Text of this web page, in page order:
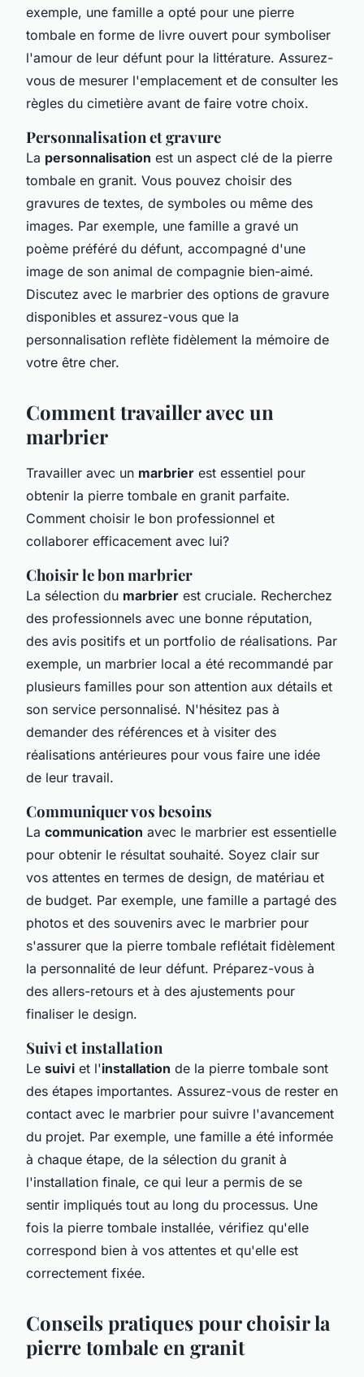
exemple, une famille a opté pour une pierre
tombale en forme de livre ouvert pour symboliser
l'amour de leur défunt pour la littérature. Assurez-
vous de mesurer l'emplacement et de consulter les
règles du cimetière avant de faire votre choix.
Personnalisation et gravure
La personnalisation est un aspect clé de la pierre
tombale en granit. Vous pouvez choisir des
gravures de textes, de symboles ou même des
images. Par exemple, une famille a gravé un
poème préféré du défunt, accompagné d'une
image de son animal de compagnie bien-aimé.
Discutez avec le marbrier des options de gravure
disponibles et assurez-vous que la
personnalisation reflète fidèlement la mémoire de
votre être cher.
Comment travailler avec un
marbrier
Travailler avec un marbrier est essentiel pour
obtenir la pierre tombale en granit parfaite.
Comment choisir le bon professionnel et
collaborer efficacement avec lui?
Choisir le bon marbrier
La sélection du marbrier est cruciale. Recherchez
des professionnels avec une bonne réputation,
des avis positifs et un portfolio de réalisations. Par
exemple, un marbrier local a été recommandé par
plusieurs familles pour son attention aux détails et
son service personnalisé. N'hésitez pas à
demander des références et à visiter des
réalisations antérieures pour vous faire une idée
de leur travail.
Communiquer vos besoins
La communication avec le marbrier est essentielle
pour obtenir le résultat souhaité. Soyez clair sur
vos attentes en termes de design, de matériau et
de budget. Par exemple, une famille a partagé des
photos et des souvenirs avec le marbrier pour
s'assurer que la pierre tombale reflétait fidèlement
la personnalité de leur défunt. Préparez-vous à
des allers-retours et à des ajustements pour
finaliser le design.
Suivi et installation
Le suivi et l'installation de la pierre tombale sont
des étapes importantes. Assurez-vous de rester en
contact avec le marbrier pour suivre l'avancement
du projet. Par exemple, une famille a été informée
à chaque étape, de la sélection du granit à
l'installation finale, ce qui leur a permis de se
sentir impliqués tout au long du processus. Une
fois la pierre tombale installée, vérifiez qu'elle
correspond bien à vos attentes et qu'elle est
correctement fixée.
Conseils pratiques pour choisir la
pierre tombale en granit